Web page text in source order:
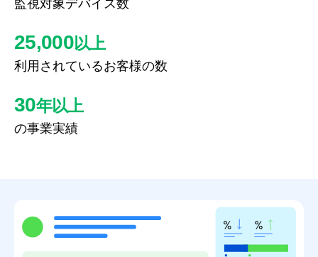
監視対象デバイス数
25,000以上
利用されているお客様の数
30年以上
の事業実績